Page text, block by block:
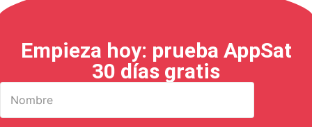
Empieza hoy: prueba AppSat
30 días gratis